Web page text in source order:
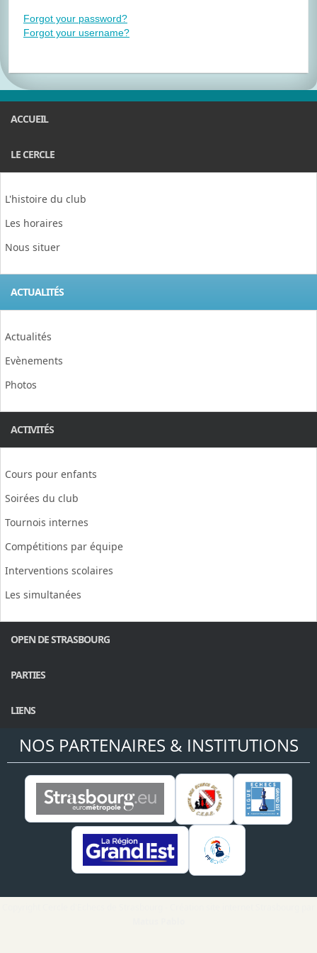
Forgot your password?
Forgot your username?
ACCUEIL
LE CERCLE
L'histoire du club
Les horaires
Nous situer
ACTUALITÉS
Actualités
Evènements
Photos
ACTIVITÉS
Cours pour enfants
Soirées du club
Tournois internes
Compétitions par équipe
Interventions scolaires
Les simultanées
OPEN DE STRASBOURG
PARTIES
LIENS
NOS PARTENAIRES & INSTITUTIONS